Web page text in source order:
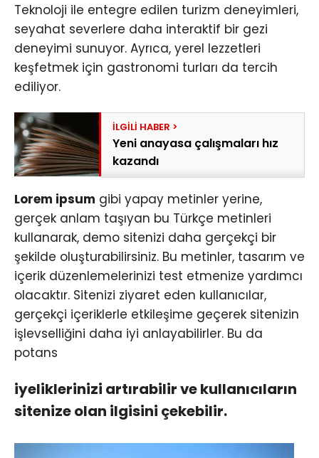
Teknoloji ile entegre edilen turizm deneyimleri,
seyahat severlere daha interaktif bir gezi
deneyimi sunuyor. Ayrıca, yerel lezzetleri
keşfetmek için gastronomi turları da tercih
ediliyor.
Yeni anayasa çalışmaları hız
kazandı
Lorem ipsum gibi yapay metinler yerine,
gerçek anlam taşıyan bu Türkçe metinleri
kullanarak, demo sitenizi daha gerçekçi bir
şekilde oluşturabilirsiniz. Bu metinler, tasarım ve
içerik düzenlemelerinizi test etmenize yardımcı
olacaktır. Sitenizi ziyaret eden kullanıcılar,
gerçekçi içeriklerle etkileşime geçerek sitenizin
işlevselliğini daha iyi anlayabilirler. Bu da
potans
iyeliklerinizi artırabilir ve kullanıcıların
sitenize olan ilgisini çekebilir.